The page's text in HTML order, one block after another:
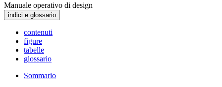
Manuale operativo di design
indici e glossario
contenuti
figure
tabelle
glossario
Sommario